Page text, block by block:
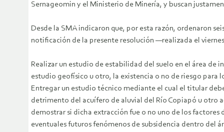
Sernageomin y el Ministerio de Minería, y buscan
Desde la SMA indicaron que, por esta razón, ordenaron
notificación de la presente resolución —realizada el
Realizar un estudio de estabilidad del suelo en el área
estudio geofísico u otro, la existencia o no de riesgo para
Entregar un estudio técnico mediante el cual el titular
detrimento del acuífero de aluvial del Río Copiapó u otro
demostrar si dicha extracción fue o no uno de los
eventuales futuros fenómenos de subsidencia dentro del